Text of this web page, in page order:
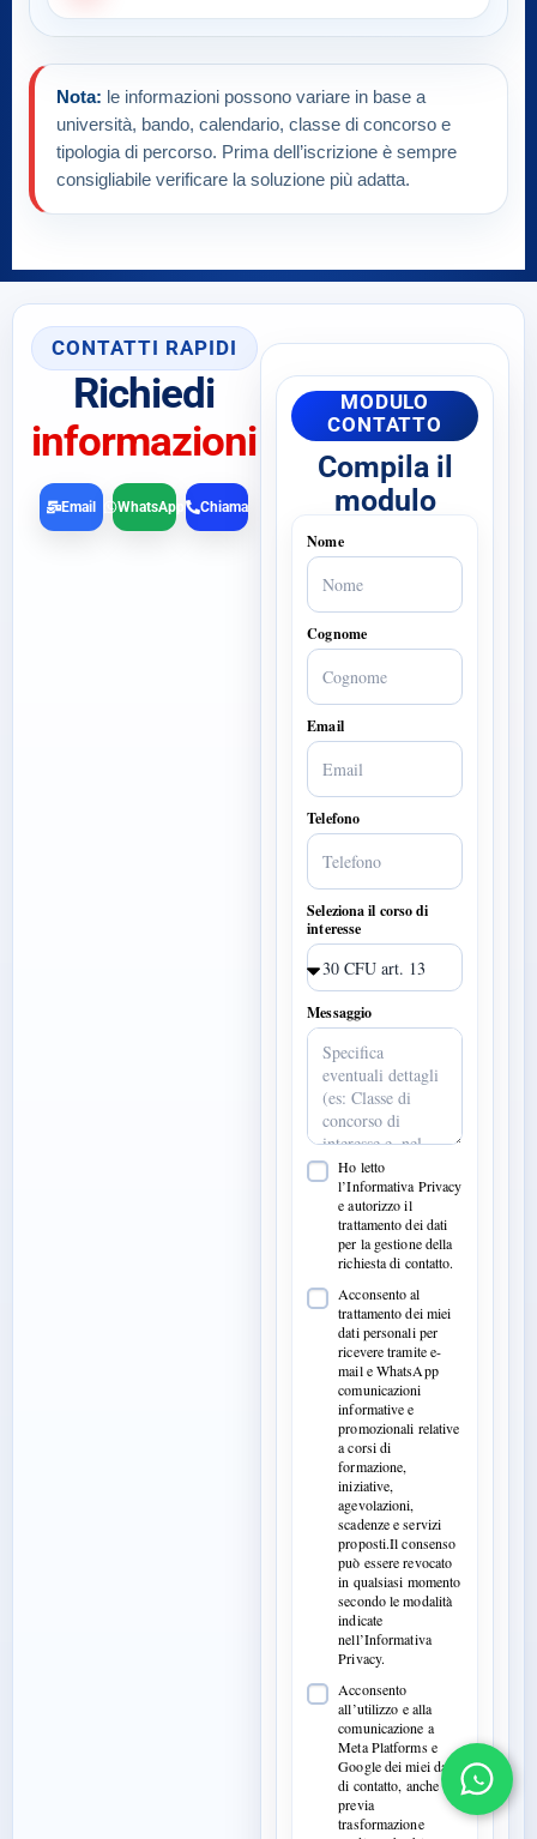
Nota: le informazioni possono variare in base a
università, bando, calendario, classe di concorso e
tipologia di percorso. Prima dell’iscrizione è sempre
consigliabile verificare la soluzione più adatta.
CONTATTI RAPIDI
Richiedi
informazioni
Chiama
Email WhatsApp
MODULO
CONTATTO
Compila il
modulo
Nome
Cognome
Email
Telefono
Seleziona il corso di
interesse
Messaggio
Ho letto
l’Informativa Privacy
e autorizzo il
trattamento dei dati
per la gestione della
richiesta di contatto.
Acconsento al
trattamento dei miei
dati personali per
ricevere tramite e-
mail e WhatsApp
comunicazioni
informative e
promozionali relative
a corsi di
formazione,
iniziative,
agevolazioni,
scadenze e servizi
proposti.Il consenso
può essere revocato
in qualsiasi momento
secondo le modalità
indicate
nell’Informativa
Privacy.
Acconsento
all’utilizzo e alla
comunicazione a
Meta Platforms e
Google dei miei dati
di contatto, anche
previa
trasformazione